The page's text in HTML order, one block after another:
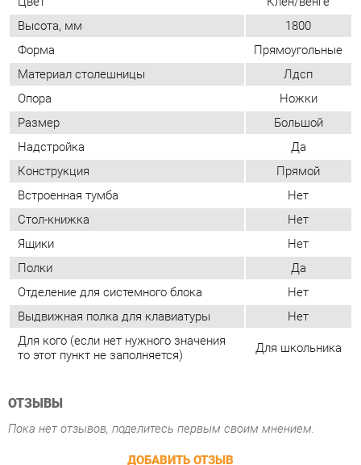
Опора
Ножки
Размер
Большой
Надстройка
Да
Конструкция
Прямой
Встроенная тумба
Нет
Стол-книжка
Нет
Ящики
Нет
Полки
Да
Отделение для системного блока
Нет
Выдвижная полка для клавиатуры
Нет
Для кого (если нет нужного значения
то этот пункт не заполняется)
Для школьника
ОТЗЫВЫ
Пока нет отзывов, поделитесь первым своим мнением.
ДОБАВИТЬ ОТЗЫВ
ПОХОЖИЕ ТОВАРЫ